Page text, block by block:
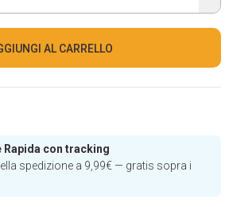
AL CARRELLO
Rapida con tracking
spedizione a 9,99€ — gratis sopra i